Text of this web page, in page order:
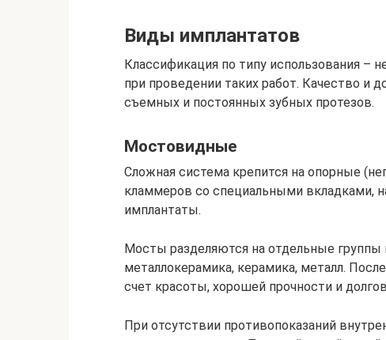
Виды имплантатов
Классификация по типу использования –
при проведении таких работ. Качество и
съемных и постоянных зубных протезов.
Мостовидные
Сложная система крепится на опорные
кламмеров со специальными вкладками,
имплантаты.
Мосты разделяются на отдельные
металлокерамика, керамика, металл.
счет красоты, хорошей прочности и
При отсутствии противопоказаний